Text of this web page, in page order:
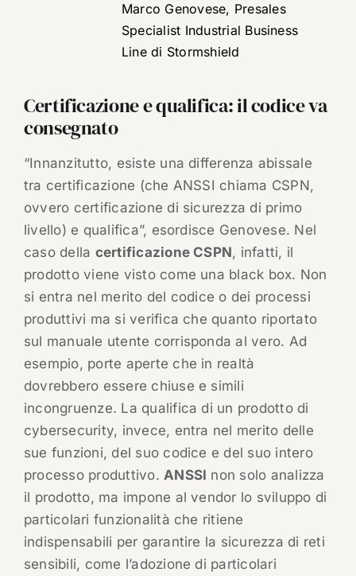
Marco Genovese, Presales
Specialist Industrial Business
Line di Stormshield
Certificazione e qualifica: il codice va
consegnato
“Innanzitutto, esiste una differenza abissale
tra certificazione (che ANSSI chiama CSPN,
ovvero certificazione di sicurezza di primo
livello) e qualifica”, esordisce Genovese. Nel
caso della certificazione CSPN, infatti, il
prodotto viene visto come una black box. Non
si entra nel merito del codice o dei processi
produttivi ma si verifica che quanto riportato
sul manuale utente corrisponda al vero. Ad
esempio, porte aperte che in realtà
dovrebbero essere chiuse e simili
incongruenze. La qualifica di un prodotto di
cybersecurity, invece, entra nel merito delle
sue funzioni, del suo codice e del suo intero
processo produttivo.ANSSI non solo analizza
il prodotto, ma impone al vendor lo sviluppo di
particolari funzionalità che ritiene
indispensabili per garantire la sicurezza di reti
sensibili, come l’adozione di particolari